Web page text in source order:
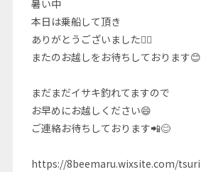
暑い中
本日は乗船して頂き
ありがとうございました🙇‍♂️
またのお越しをお待ちしております😊
まだまだイサキ釣れてますので
お早めにお越しください😄
ご連絡お待ちしております📲😊
https://8beemaru.wixsite.com/tsuri